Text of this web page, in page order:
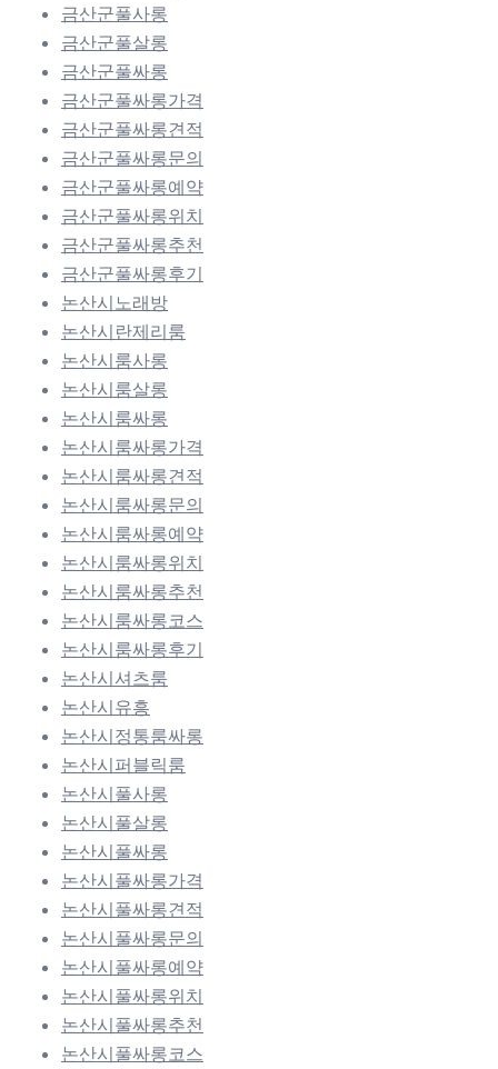
금산군풀사롱
금산군풀살롱
금산군풀싸롱
금산군풀싸롱가격
금산군풀싸롱견적
금산군풀싸롱문의
금산군풀싸롱예약
금산군풀싸롱위치
금산군풀싸롱추천
금산군풀싸롱후기
논산시노래방
논산시란제리룸
논산시룸사롱
논산시룸살롱
논산시룸싸롱
논산시룸싸롱가격
논산시룸싸롱견적
논산시룸싸롱문의
논산시룸싸롱예약
논산시룸싸롱위치
논산시룸싸롱추천
논산시룸싸롱코스
논산시룸싸롱후기
논산시셔츠룸
논산시유흥
논산시정통룸싸롱
논산시퍼블릭룸
논산시풀사롱
논산시풀살롱
논산시풀싸롱
논산시풀싸롱가격
논산시풀싸롱견적
논산시풀싸롱문의
논산시풀싸롱예약
논산시풀싸롱위치
논산시풀싸롱추천
논산시풀싸롱코스